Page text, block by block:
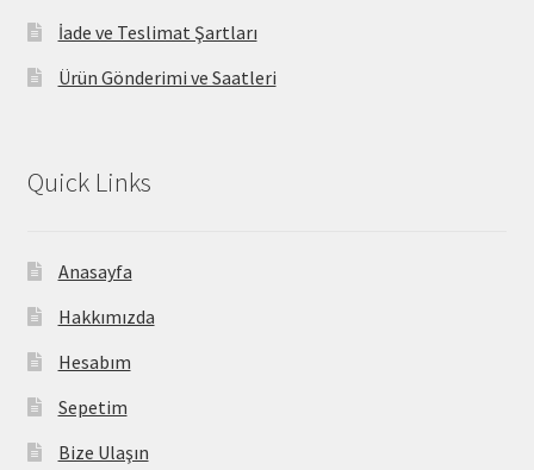
İade ve Teslimat Şartları
Ürün Gönderimi ve Saatleri
Quick Links
Anasayfa
Hakkımızda
Hesabım
Sepetim
Bize Ulaşın